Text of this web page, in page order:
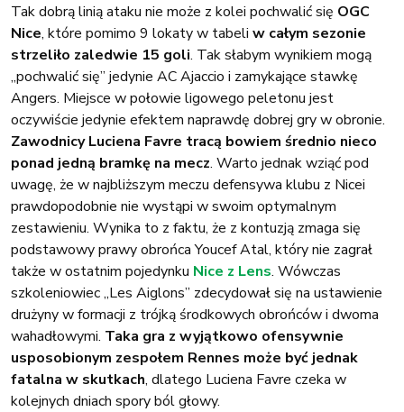
Tak dobrą linią ataku nie może z kolei pochwalić się OGC
Nice, które pomimo 9 lokaty w tabeli w całym sezonie
strzeliło zaledwie 15 goli. Tak słabym wynikiem mogą
„pochwalić się” jedynie AC Ajaccio i zamykające stawkę
Angers. Miejsce w połowie ligowego peletonu jest
oczywiście jedynie efektem naprawdę dobrej gry w obronie.
Zawodnicy Luciena Favre tracą bowiem średnio nieco
ponad jedną bramkę na mecz. Warto jednak wziąć pod
uwagę, że w najbliższym meczu defensywa klubu z Nicei
prawdopodobnie nie wystąpi w swoim optymalnym
zestawieniu. Wynika to z faktu, że z kontuzją zmaga się
podstawowy prawy obrońca Youcef Atal, który nie zagrał
także w ostatnim pojedynku Nice z Lens. Wówczas
szkoleniowiec „Les Aiglons” zdecydował się na ustawienie
drużyny w formacji z trójką środkowych obrońców i dwoma
wahadłowymi. Taka gra z wyjątkowo ofensywnie
usposobionym zespołem Rennes może być jednak
fatalna w skutkach, dlatego Luciena Favre czeka w
kolejnych dniach spory ból głowy.